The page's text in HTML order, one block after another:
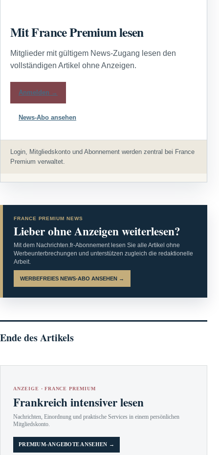
Mit France Premium lesen
Mitglieder mit gültigem News-Zugang lesen den
vollständigen Artikel ohne Anzeigen.
Anmelden →
News-Abo ansehen
Login, Mitgliedskonto und Abonnement werden zentral bei France
Premium verwaltet.
FRANCE PREMIUM NEWS
Lieber ohne Anzeigen weiterlesen?
Mit dem Nachrichten.fr-Abonnement lesen Sie alle Artikel ohne
Werbeunterbrechungen und unterstützen zugleich die redaktionelle
Arbeit.
WERBEFREIES NEWS-ABO ANSEHEN →
Ende des Artikels
ANZEIGE · FRANCE PREMIUM
Frankreich intensiver lesen
Nachrichten, Einordnung und praktische Services in einem persönlichen
Mitgliedskonto.
PREMIUM-ANGEBOTE ANSEHEN →